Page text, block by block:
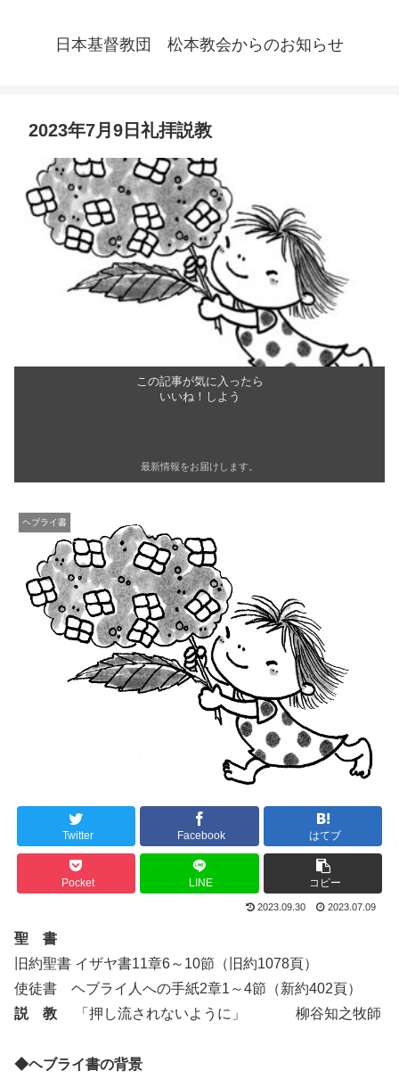
日本基督教団 松本教会からのお知らせ
2023年7月9日礼拝説教
この記事が気に入ったら
いいね！しよう
最新情報をお届けします。
ヘブライ書
Twitter Facebook はてブ
Pocket LINE コピー
2023.09.30 2023.07.09
聖 書
旧約聖書 イザヤ書11章6～10節（旧約1078頁）
使徒書 ヘブライ人への手紙2章1～4節（新約402頁）
説 教
「押し流されないように」 柳谷知之牧師
◆ヘブライ書の背景